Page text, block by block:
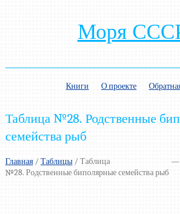
Моря
Книги О проекте
Таблица №28. Родственные
семейства рыб
Главная/ Таблицы/ Таблица
№28. Родственные биполярные семейства рыб